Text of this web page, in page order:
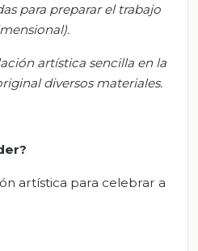
para preparar el trabajo
artística sencilla en la
diversos materiales.
artística para celebrar a